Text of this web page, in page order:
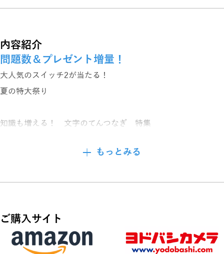
内容紹介
問題数＆プレゼント増量！
大人気のスイッチ2が当たる！
夏の特大祭り
知識も増える！ 文字のてんつなぎ 特集
完成度に感動しちゃう、ビッグてんつなぎ
数字がくっきり、はっきり！ とっても見やすくなってます♪
もっとみる
ご購入サイト